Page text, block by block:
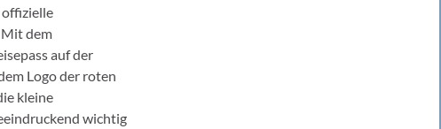
dem
auf der
Logo der roten
kleine
wichtig